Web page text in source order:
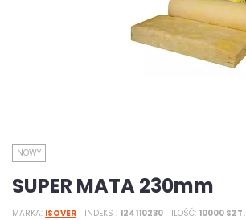
NOWY
SUPER MATA 230mm
MARKA ISOVER INDEKS 124110230 ILOŚĆ 10000 SZT.